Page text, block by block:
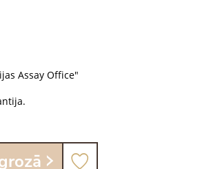
Assay Office"